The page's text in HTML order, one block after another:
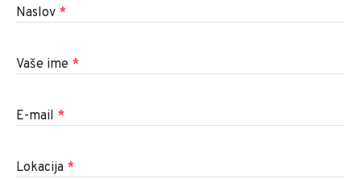
Naslov *
Vaše ime *
E-mail *
Lokacija *